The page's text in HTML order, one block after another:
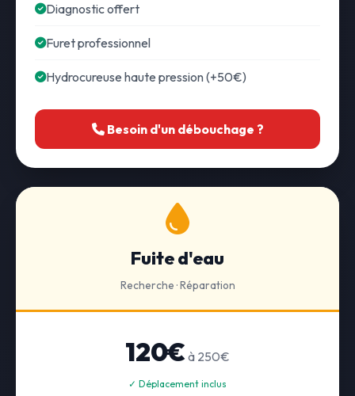
Diagnostic offert
Furet professionnel
Hydrocureuse haute pression (+50€)
Besoin d'un débouchage ?
Fuite d'eau
Recherche · Réparation
120€ à 250€
✓ Déplacement inclus